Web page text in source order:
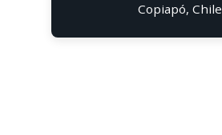
Copiapó, Chile